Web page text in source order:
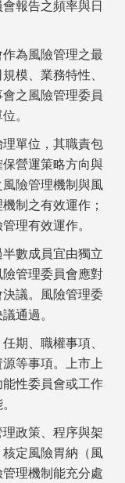
報告之頻率與日
為風險管理之最
模、業務特性、
之風險管理委員
。
單位，其職責包
營運策略方向與
險管理機制與風
制之有效運作；
理有效運作。
數成員宜由獨立
管理委員會應對
議。風險管理委
通過。
期、職權事項、
等事項。上市上
性委員會或工作
政策、程序與架
定風險胃納（風
理機制能充分處